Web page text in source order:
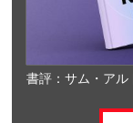
書評：サム・アル